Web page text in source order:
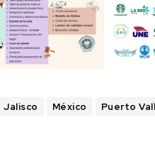
Jalisco México Puerto